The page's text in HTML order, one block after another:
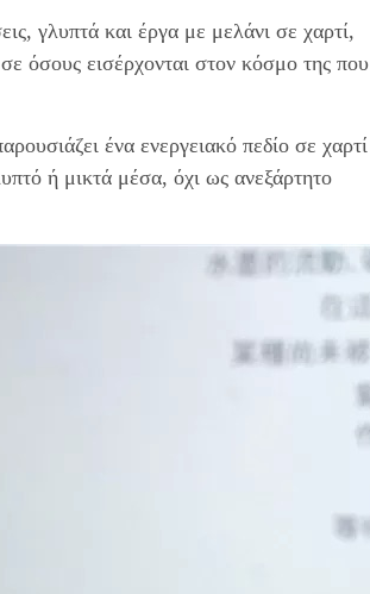
γλυπτά και έργα με μελάνι σε χαρτί,
όσους εισέρχονται στον κόσμο της που
ένα ενεργειακό πεδίο σε χαρτί
ή μικτά μέσα, όχι ως ανεξάρτητο